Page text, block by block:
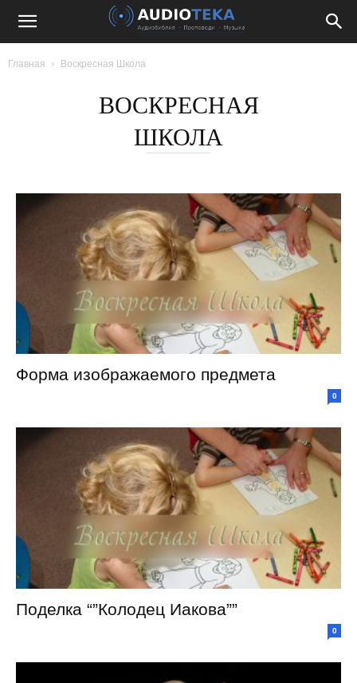
Главная Воскресная Школа
ВОСКРЕСНАЯ
ШКОЛА
Форма изображаемого предмета
0
Поделка “”Колодец Иакова””
0